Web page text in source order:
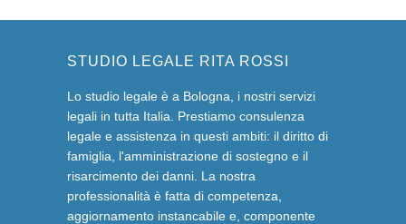
STUDIO LEGALE RITA ROSSI
Lo studio legale è a Bologna, i nostri servizi
legali in tutta Italia. Prestiamo consulenza
legale e assistenza in questi ambiti: il diritto di
famiglia, l'amministrazione di sostegno e il
risarcimento dei danni. La nostra
professionalità è fatta di competenza,
aggiornamento instancabile e, componente